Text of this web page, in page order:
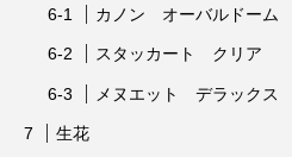
カノン オーバルドーム
スタッカート クリア
メヌエット デラックス
生花